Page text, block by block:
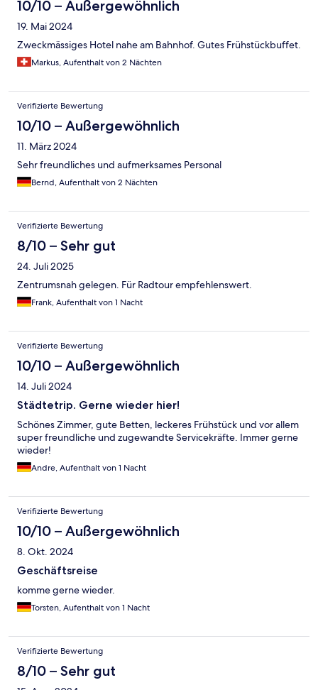
10/10 – Außergewöhnlich
19. Mai 2024
Zweckmässiges Hotel nahe am Bahnhof. Gutes Frühstückbuffet.
Markus, Aufenthalt von 2 Nächten
Verifizierte Bewertung
10/10 – Außergewöhnlich
11. März 2024
Sehr freundliches und aufmerksames Personal
Bernd, Aufenthalt von 2 Nächten
Verifizierte Bewertung
8/10 – Sehr gut
24. Juli 2025
Zentrumsnah gelegen. Für Radtour empfehlenswert.
Frank, Aufenthalt von 1 Nacht
Verifizierte Bewertung
10/10 – Außergewöhnlich
14. Juli 2024
Städtetrip. Gerne wieder hier!
Schönes Zimmer, gute Betten, leckeres Frühstück und vor allem
super freundliche und zugewandte Servicekräfte. Immer gerne
wieder!
Andre, Aufenthalt von 1 Nacht
Verifizierte Bewertung
10/10 – Außergewöhnlich
8. Okt. 2024
Geschäftsreise
komme gerne wieder.
Torsten, Aufenthalt von 1 Nacht
Verifizierte Bewertung
8/10 – Sehr gut